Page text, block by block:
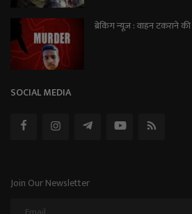
ब्रेकिंग न्यूज़ : वाहन टकराने
SOCIAL MEDIA
Join Our Newsletter